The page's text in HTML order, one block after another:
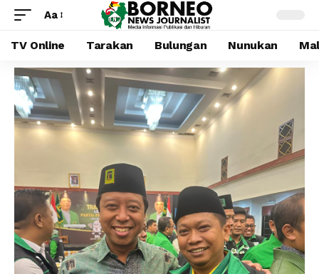
Aa
TV Online Tarakan Bulungan Nunukan